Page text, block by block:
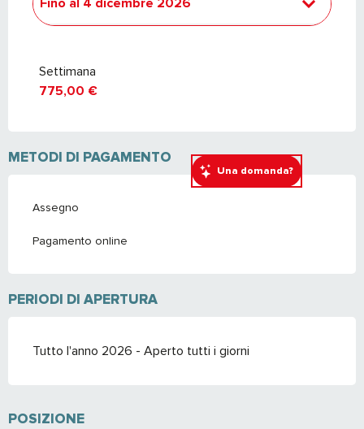
Una domanda?
Fino al 4 dicembre 2026
Settimana
775,00 €
METODI DI PAGAMENTO
Assegno
Pagamento online
PERIODI DI APERTURA
Tutto l'anno 2026 - Aperto tutti i giorni
POSIZIONE